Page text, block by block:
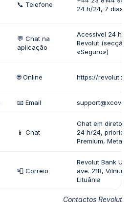
📞 Telefone
24 h/24, 7 dias/
💬 Chat na
aplicação
Acessível 24 h/
Revolut (secção
«Seguro»)
🌐 Online https://
📧 Email
📱 Chat
Chat em direto
24 h/24,
Premium, Metal e
📮 Correio
Revolut Bank
ave. 21B, Vilnius,
Lituânia
Contactos Revolut